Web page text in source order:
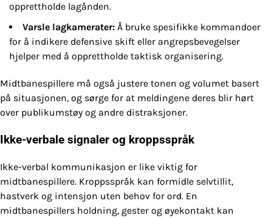
opprettholde lagånden.
Varsle lagkamerater: Å bruke spesifikke kommandoer
for å indikere defensive skift eller angrepsbevegelser
hjelper med å opprettholde taktisk organisering.
Midtbanespillere må også justere tonen og volumet basert
på situasjonen, og sørge for at meldingene deres blir hørt
over publikumstøy og andre distraksjoner.
Ikke-verbale signaler og kroppsspråk
Ikke-verbal kommunikasjon er like viktig for
midtbanespillere. Kroppsspråk kan formidle selvtillit,
hastverk og intensjon uten behov for ord. En
midtbanespillers holdning, gester og øyekontakt kan